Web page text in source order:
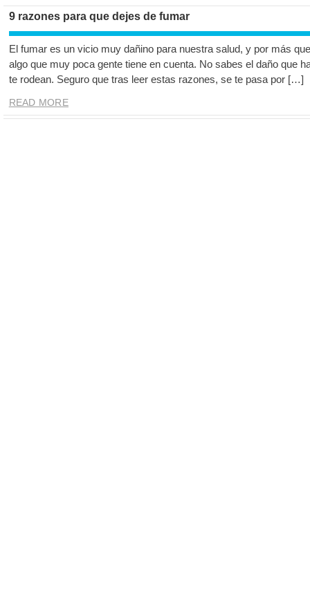
9 razones para que dejes de fumar
El fumar es un vicio muy dañino para nuestra salud, y por más
algo que muy poca gente tiene en cuenta. No sabes el daño que
te rodean. Seguro que tras leer estas razones, se te pasa por […]
READ MORE